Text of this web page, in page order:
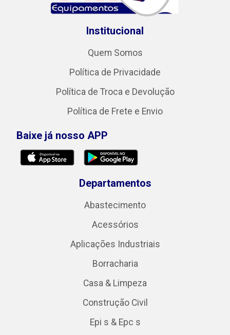
Institucional
Quem Somos
Política de Privacidade
Política de Troca e Devolução
Política de Frete e Envio
Baixe já nosso APP
Departamentos
Abastecimento
Acessórios
Aplicações Industriais
Borracharia
Casa & Limpeza
Construção Civil
Epi s & Epc s